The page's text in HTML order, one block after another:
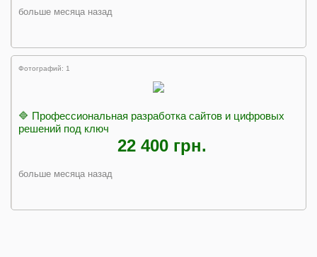
больше месяца назад
Фотографий: 1
🔷 Профессиональная разработка сайтов и цифровых
решений под ключ
22 400 грн.
больше месяца назад